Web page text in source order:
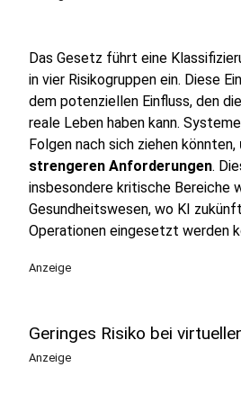
Das Gesetz führt eine
in vier Risikogruppen ein. Diese
dem potenziellen Einfluss, den
reale Leben haben kann.
Folgen nach sich ziehen könnten,
strengeren Anforderungen.
insbesondere kritische Bereiche
Gesundheitswesen, wo KI
Operationen eingesetzt werden
Anzeige
Geringes Risiko bei
Anzeige